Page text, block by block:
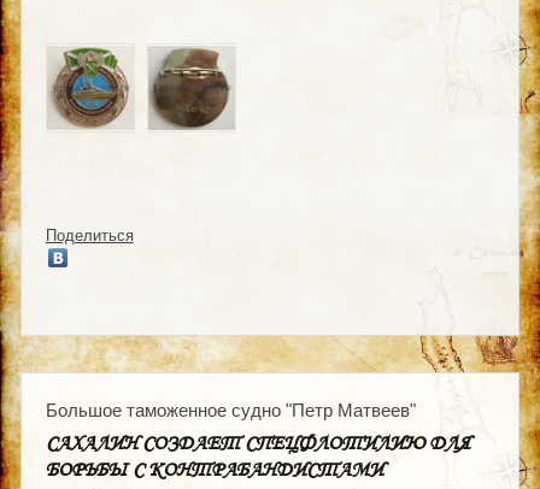
Поделиться
Большое таможенное судно "Петр Матвеев"
САХАЛИН СОЗДАЕТ СПЕЦФЛОТИЛИЮ ДЛЯ
БОРЬБЫ С КОНТРАБАНДИСТАМИ